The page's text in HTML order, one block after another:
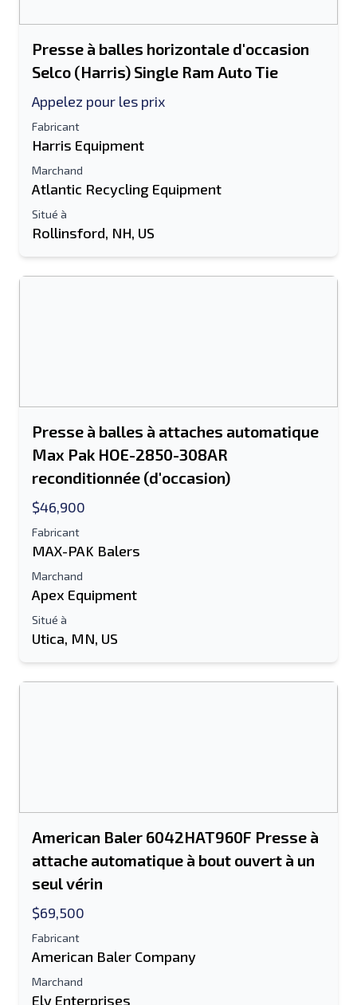
Presse à balles horizontale d'occasion
Selco (Harris) Single Ram Auto Tie
Appelez pour les prix
Fabricant
Harris Equipment
Marchand
Atlantic Recycling Equipment
Situé à
Rollinsford, NH, US
Presse à balles à attaches automatique
Max Pak HOE-2850-308AR
reconditionnée (d'occasion)
$46,900
Fabricant
MAX-PAK Balers
Marchand
Apex Equipment
Situé à
Utica, MN, US
American Baler 6042HAT960F Presse à
attache automatique à bout ouvert à un
seul vérin
$69,500
Fabricant
American Baler Company
Marchand
Ely Enterprises